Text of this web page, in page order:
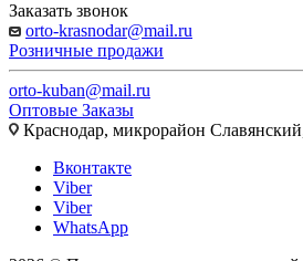
Заказать звонок
orto-krasnodar@mail.ru
Розничные продажи
orto-kuban@mail.ru
Оптовые Заказы
Краснодар, микрорайон
Вконтакте
Viber
Viber
WhatsApp